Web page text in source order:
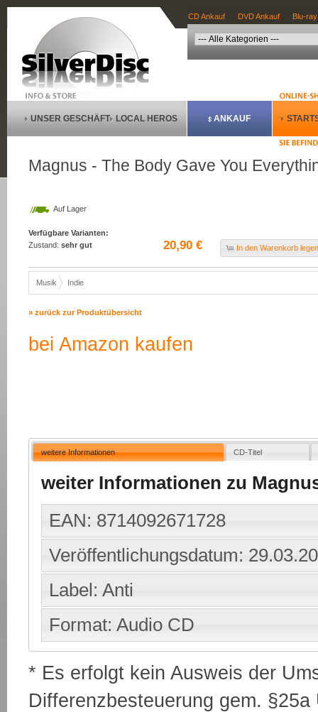
CD Ankauf DVD Ankauf Blu-
UNSER GESCHÄFT LOCAL HEROS ANKAUF
Magnus - The Body Gave You
Auf Lager
Verfügbare Varianten:
Zustand: sehr gut 20,90 € In den Warenkorb
Musik Indie
» zurück zur Produktübersicht
bei Amazon kaufen
weitere Informationen CD-Titel
weiter Informationen zu
EAN: 8714092671728
Veröffentlichungsdatum:
Label: Anti
Format: Audio CD
* Es erfolgt kein Ausweis der
Differenzbesteuerung gem.